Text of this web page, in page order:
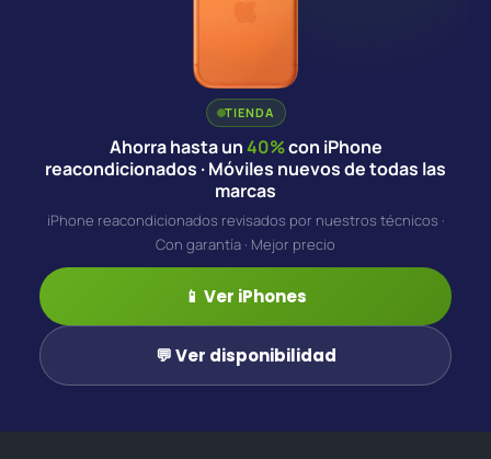
TIENDA
Ahorra hasta un40%con iPhone
reacondicionados · Móviles nuevos de todas las
marcas
iPhone reacondicionados revisados por nuestros técnicos ·
Con garantía · Mejor precio
📱 Ver iPhones
💬 Ver disponibilidad